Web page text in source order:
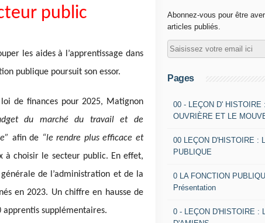
public
les aides à l’apprentissage dans
publique poursuit son essor.
de finances pour 2025, Matignon
du marché du travail et de
afin de “le rendre plus efficace et
à choisir le secteur public. En effet,
de l’administration et de la
en 2023. Un chiffre en hausse de
apprentis supplémentaires.
Abonnez-vous pour être
articles publiés.
Pages
00 - LEÇON D' HISTOIRE
OUVRIÈRE ET LE
00 LEÇON D'HISTOIRE :
PUBLIQUE
0 LA FONCTION
Présentation
0 - LEÇON D'HISTOIRE :